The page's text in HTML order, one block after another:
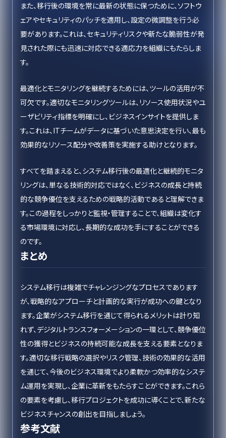
また、移行後の環境を常に最新の状態に保つために、ソフトウ
ェアやセキュリティのパッチを適用し、設定の微調整を行う必
要があります。これは、セキュリティリスクや新たな脆弱性が発
見された際にも迅速に対応できる適応力を組織にもたらしま
す。
最適化とモニタリングを継続するためには、ツールの活用が不
可欠です。適切なモニタリングツールは、リソース使用状況やユ
ーザビリティ指標を明確にし、ビジネスインサイトを提供しま
す。これは、ITチームがデータに基づいた意思決定を行い、最も
効果的なリソース配分や改善策を実施する助けとなります。
すべてを踏まえると、システム移行後の最適化と継続的モニタ
リングは、単なる技術的対応ではなく、ビジネスの成長と持続
的な競争優位を支えるための戦略的活動であると理解できま
す。この過程をしっかりと監視・管理することで、組織は変化す
る市場環境に対応し、長期的な成功を手にすることができる
のです。
まとめ
システム移行は複雑でチャレンジングなプロセスであります
が、戦略的なアプローチと計画的な実行が成功への鍵となり
ます。企業がシステム移行を通じて得られるメリットは計り知
れず、デジタルトランスフォーメーションの一環として、競争優位
性の獲得とビジネスの持続可能な成長を支える要素となりま
す。適切な移行戦略の選択やリスク管理、技術の効果的な活用
を通じて、今後のビジネス環境でより柔軟かつ効率的なシステ
ム運用を実現し、企業に革新をもたらすことができます。これら
の要素を考慮し、移行プロジェクトを成功に導くことで、新たな
ビジネスチャンスの創出を目指しましょう。
参考文献